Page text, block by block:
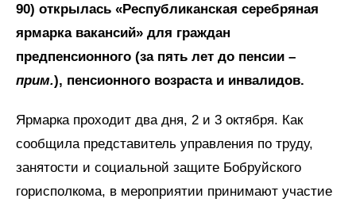
90) открылась «Республиканская серебряная
ярмарка вакансий» для граждан
предпенсионного (за пять лет до пенсии –
прим.), пенсионного возраста и инвалидов.
Ярмарка проходит два дня, 2 и 3 октября. Как
сообщила представитель управления по труду,
занятости и социальной защите Бобруйского
горисполкома, в мероприятии принимают участие